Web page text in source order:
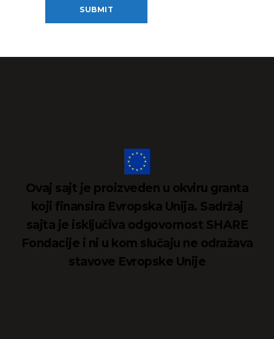
Ovaj sajt je proizveden u okviru granta
koji finansira Evropska Unija. Sadržaj
sajta je isključiva odgovornost SHARE
Fondacije i ni u kom slučaju ne odražava
stavove Evropske Unije